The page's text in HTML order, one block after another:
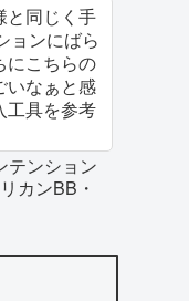
と同じく手
ョンにばら
にこちらの
いなぁと感
工具を参考
テンション
カンBB・